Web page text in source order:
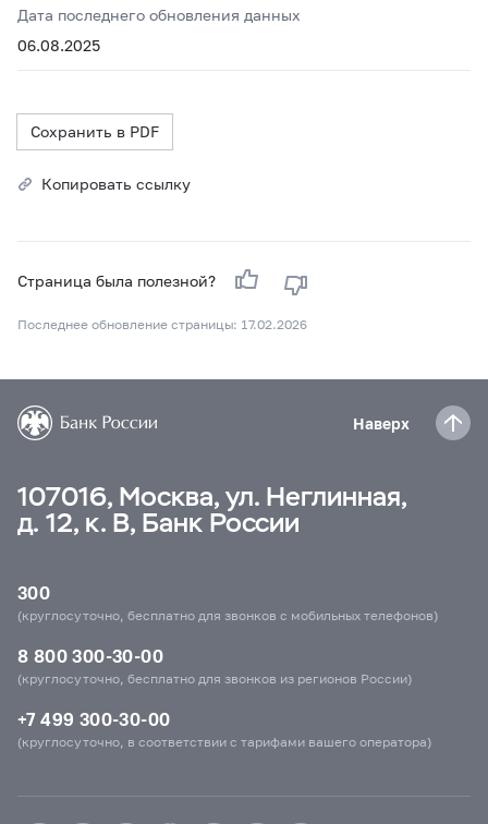
Дата последнего обновления данных
06.08.2025
Сохранить в PDF
Копировать ссылку
Страница была полезной?
Последнее обновление страницы: 17.02.2026
Наверх
107016, Москва, ул. Неглинная,
д. 12, к. В, Банк России
300
(круглосуточно, бесплатно для звонков с мобильных телефонов)
8 800 300-30-00
(круглосуточно, бесплатно для звонков из регионов России)
+7 499 300-30-00
(круглосуточно, в соответствии с тарифами вашего оператора)